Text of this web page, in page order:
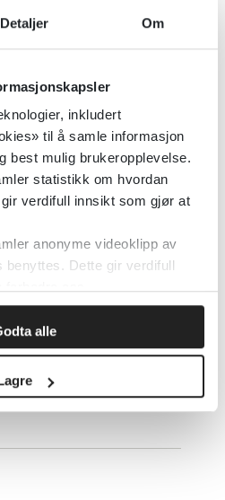
Detaljer Om
inkludert
til å samle informasjon
best mulig brukeropplevelse.
statistikk om hvordan
verdifull innsikt som gjør at
anonyme videoklipp av
benyttes. Dette gir verdifull
alle
Association
i Oslo (UiO) 2016